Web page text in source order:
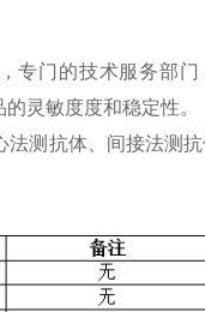
专门的技术服务部
灵敏度度和稳定性。
测抗体、间接法测